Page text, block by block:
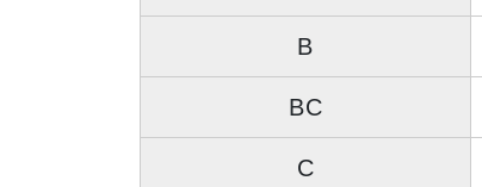
B
BC
C